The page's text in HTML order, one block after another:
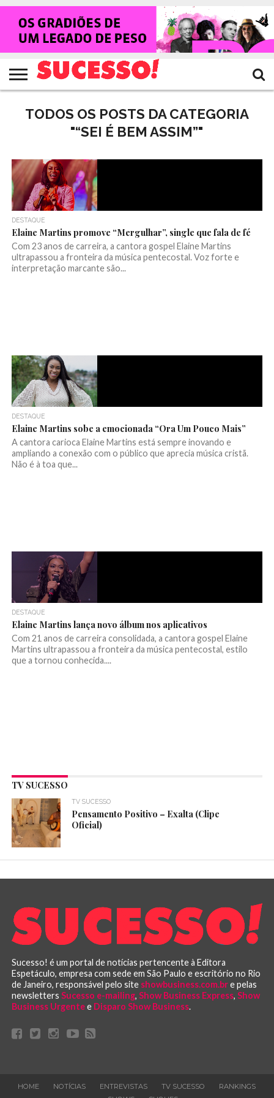
HOME
NOTÍCIAS
SHOWS
ENTREVISTAS
CLIQUES
RANKING
CROWLEY
TV
SUCESSO!
REVISTA
SUCESSO!
TODOS OS POSTS DA CATEGORIA
"“SEI É BEM ASSIM”"
DESTAQUE
Elaine Martins promove “Mergulhar”, single que fala de fé
Com 23 anos de carreira, a cantora gospel Elaine Martins
ultrapassou a fronteira da música pentecostal. Voz forte e
interpretação marcante são...
DESTAQUE
Elaine Martins sobe a emocionada “Ora Um Pouco Mais”
A cantora carioca Elaine Martins está sempre inovando e
ampliando a conexão com o público que aprecia música cristã.
Não é à toa que...
DESTAQUE
Elaine Martins lança novo álbum nos aplicativos
Com 21 anos de carreira consolidada, a cantora gospel Elaine
Martins ultrapassou a fronteira da música pentecostal, estilo
que a tornou conhecida....
TV SUCESSO
TV SUCESSO
Pensamento Positivo – Exalta (Clipe
Oficial)
Sucesso! é um portal de notícias pertencente à Editora
Espetáculo, empresa com sede em São Paulo e escritório no Rio
de Janeiro, responsável pelo site showbusiness.com.bre pelas
newsletters Sucesso e-mailing, Show Business Express, Show
Business Urgentee Disparo Show Business.
HOME NOTÍCIAS ENTREVISTAS TV SUCESSO
RANKINGS